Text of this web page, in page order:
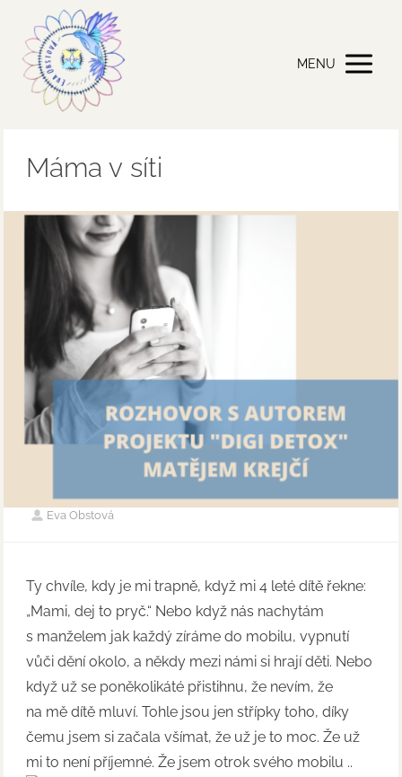
MENU
Máma v síti
Eva Obstová
Ty chvíle, kdy je mi trapně, když mi 4 leté dítě řekne:
„Mami, dej to pryč.“ Nebo když nás nachytám
s manželem jak každý zíráme do mobilu, vypnutí
vůči dění okolo, a někdy mezi námi si hrají děti. Nebo
když už se poněkolikáté přistihnu, že nevím, že
na mě dítě mluví. Tohle jsou jen střípky toho, díky
čemu jsem si začala všímat, že už je to moc. Že už
mi to není příjemné. Že jsem otrok svého mobilu ..